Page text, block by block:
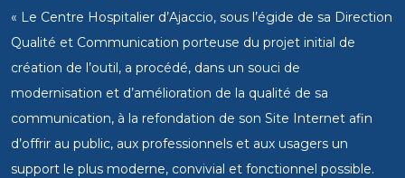
« Le Centre Hospitalier d’Ajaccio, sous l’égide de sa Direction
Qualité et Communication porteuse du projet initial de
création de l’outil, a procédé, dans un souci de
modernisation et d’amélioration de la qualité de sa
communication, à la refondation de son Site Internet afin
d’offrir au public, aux professionnels et aux usagers un
support le plus moderne, convivial et fonctionnel possible.